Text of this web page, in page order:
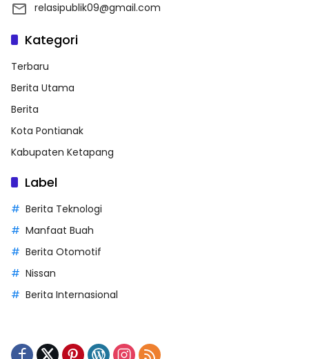
relasipublik09@gmail.com
Kategori
Terbaru
Berita Utama
Berita
Kota Pontianak
Kabupaten Ketapang
Label
Berita Teknologi
Manfaat Buah
Berita Otomotif
Nissan
Berita Internasional